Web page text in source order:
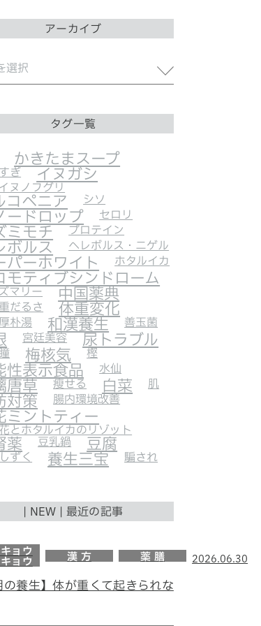
アーカイブ
タグ一覧
かきたまスープ
ぎ イヌガシ
ヌノフグリ
コペニア シソ
ードロップ セロリ
ミモチ プロテイン
ボルス ヘレボルス・ニゲル
パーホワイト ホタルイカ
モティブシンドローム
マリー 中国薬典
だるさ 体重変化
朴湯 和漢養生 善玉菌
宮廷美容 尿トラブル
梅核気 樫
性表示食品 水仙
唐草 瘦せる 白菜 肌
対策 腸内環境改善
ミントティー
とホタルイカのリゾット
薬 豆乳鍋 豆腐
ずく 養生三宝 騙され
| NEW | 最近の記事
ョウ
ョウ
漢 方 薬 膳 2026.06.30
の養生】体が重くて起きられな